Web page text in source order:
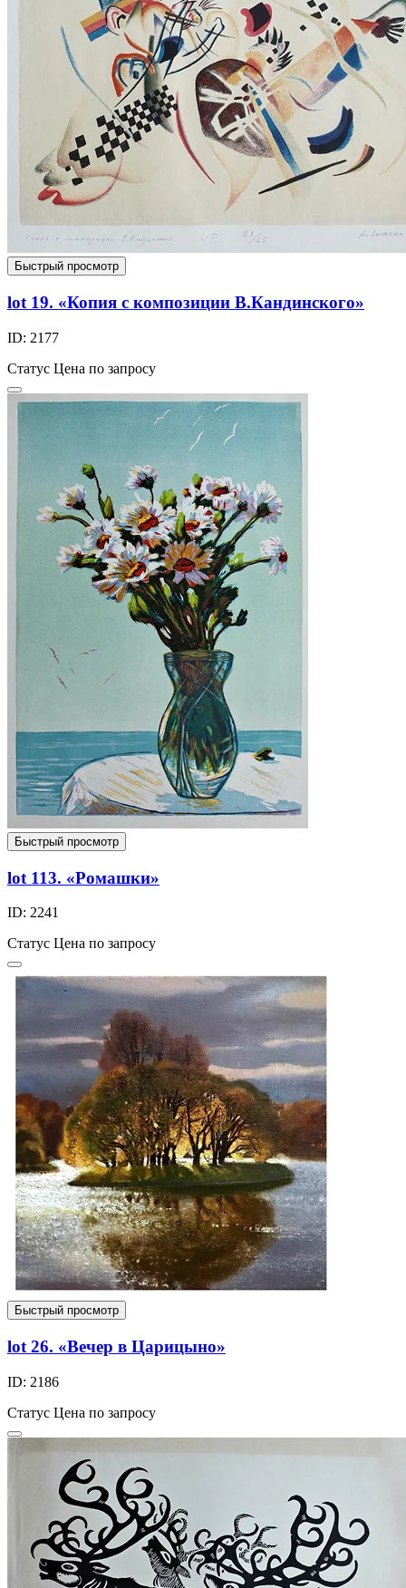
Быстрый просмотр
lot 19. «Копия с композиции В.Кандинского»
ID: 2177
Статус Цена по запросу
Быстрый просмотр
lot 113. «Ромашки»
ID: 2241
Статус Цена по запросу
Быстрый просмотр
lot 26. «Вечер в Царицыно»
ID: 2186
Статус Цена по запросу